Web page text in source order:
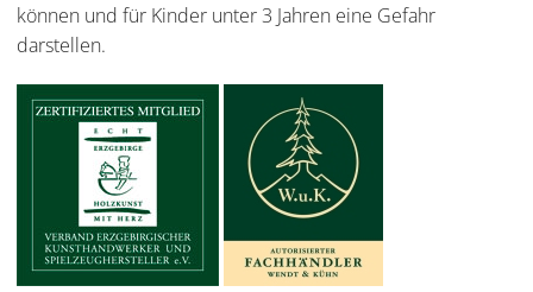
können und für Kinder unter 3 Jahren eine Gefahr
darstellen.